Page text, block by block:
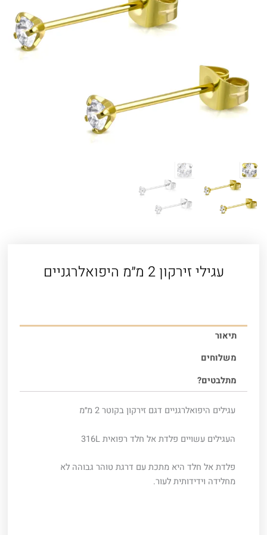
עגילי זירקון 2 מ׳׳מ היפואלרגניים
תיאור
משלוחים
מתלבטים?
עגילים היפואלרגניים דגם זירקון בקוטר 2 מ׳׳מ
העגילים עשויים פלדת אל חלד רפואית 316L
פלדת אל חלד היא מתכת עם דרגת טוהר גבוהה לא
מחלידה וידידותית לעור.